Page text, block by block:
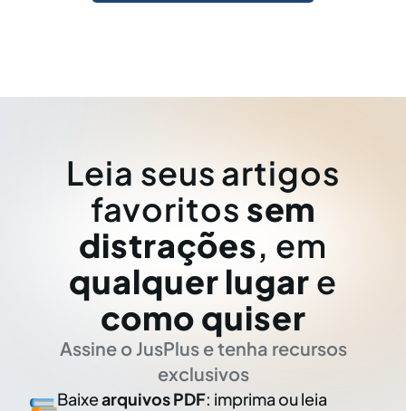
Leia seus artigos
favoritos sem
distrações, em
qualquer lugar e
como quiser
Assine o JusPlus e tenha recursos
exclusivos
Baixearquivos PDF: imprima ou leia